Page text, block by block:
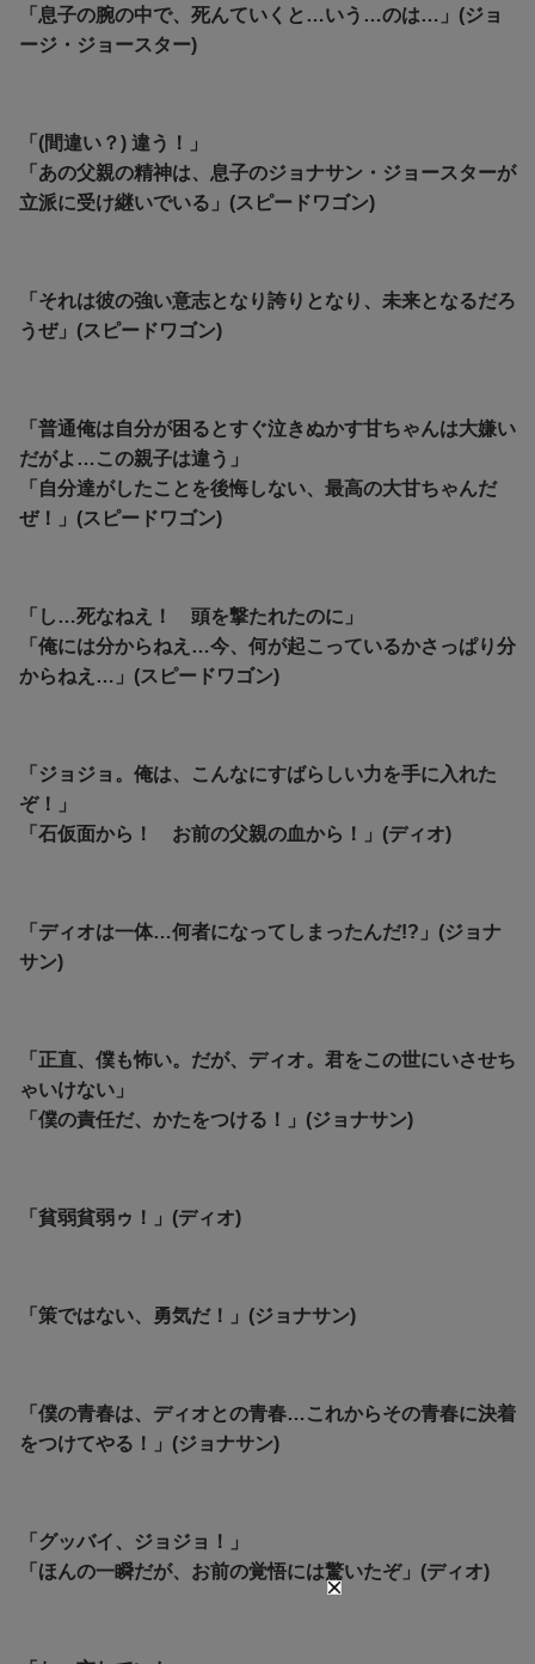
「息子の腕の中で、死んていくと…いう…のは…」(ジョ
ージ・ジョースター)
「(間違い？) 違う！」
「あの父親の精神は、息子のジョナサン・ジョースターが
立派に受け継いでいる」(スピードワゴン)
「それは彼の強い意志となり誇りとなり、未来となるだろ
うぜ」(スピードワゴン)
「普通俺は自分が困るとすぐ泣きぬかす甘ちゃんは大嫌い
だがよ…この親子は違う」
「自分達がしたことを後悔しない、最高の大甘ちゃんだ
ぜ！」(スピードワゴン)
「し…死なねえ！ 頭を撃たれたのに」
「俺には分からねえ…今、何が起こっているかさっぱり分
からねえ…」(スピードワゴン)
「ジョジョ。俺は、こんなにすばらしい力を手に入れた
ぞ！」
「石仮面から！ お前の父親の血から！」(ディオ)
「ディオは一体…何者になってしまったんだ!?」(ジョナ
サン)
「正直、僕も怖い。だが、ディオ。君をこの世にいさせち
ゃいけない」
「僕の責任だ、かたをつける！」(ジョナサン)
「貧弱貧弱ゥ！」(ディオ)
「策ではない、勇気だ！」(ジョナサン)
「僕の青春は、ディオとの青春…これからその青春に決着
をつけてやる！」(ジョナサン)
「グッバイ、ジョジョ！」
「ほんの一瞬だが、お前の覚悟には驚いたぞ」(ディオ)